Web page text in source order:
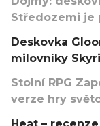
Středozemi je
Deskovka
milovníky
Stolní RPG
verze hry